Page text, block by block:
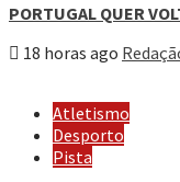
PORTUGAL QUER
18 horas ago
Atletismo
Desporto
Pista